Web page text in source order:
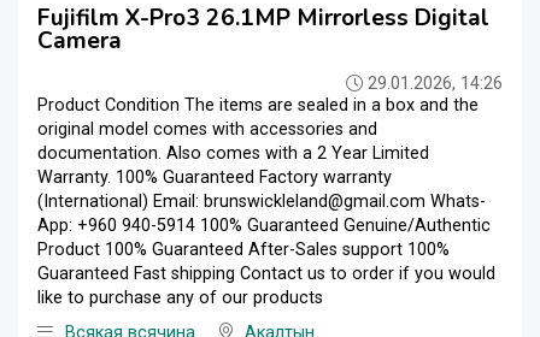
Fujifilm X-Pro3 26.1MP Mirrorless Digital
Camera
29.01.2026, 14:26
Product Condition The items are sealed in a box and the
original model comes with accessories and
documentation. Also comes with a 2 Year Limited
Warranty. 100% Guaranteed Factory warranty
(International) Email: brunswickleland@gmail.com Whats-
App: +960 940-5914 100% Guaranteed Genuine/Authentic
Product 100% Guaranteed After-Sales support 100%
Guaranteed Fast shipping Contact us to order if you would
like to purchase any of our products
Всякая всячина
Акалтын